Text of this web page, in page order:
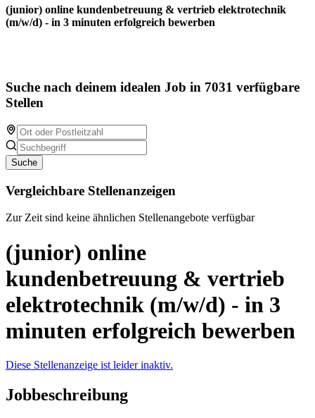
(junior) online kundenbetreuung & vertrieb elektrotechnik
(m/w/d) - in 3 minuten erfolgreich bewerben
Suche nach deinem idealen Job in 7031 verfügbare
Stellen
Suche
Vergleichbare Stellenanzeigen
Zur Zeit sind keine ähnlichen Stellenangebote verfügbar
(junior) online
kundenbetreuung & vertrieb
elektrotechnik (m/w/d) - in 3
minuten erfolgreich bewerben
Diese Stellenanzeige ist leider inaktiv.
Jobbeschreibung